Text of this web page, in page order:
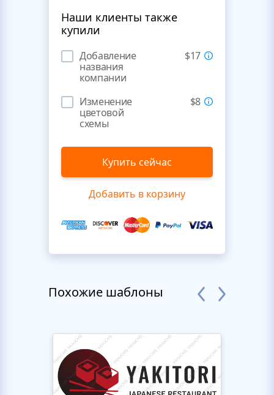
Наши клиенты также
купили
Добавление
названия
компании
$17
Изменение
цветовой
схемы
$8
Купить сейчас
Добавить в корзину
Похожие шаблоны